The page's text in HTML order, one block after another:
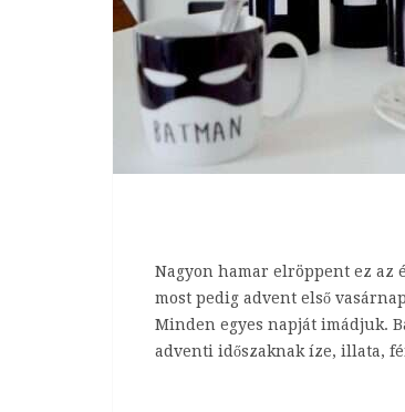
Nagyon hamar elröppent ez az
most pedig advent első
Minden egyes napját imádjuk.
adventi időszaknak íze, illata,